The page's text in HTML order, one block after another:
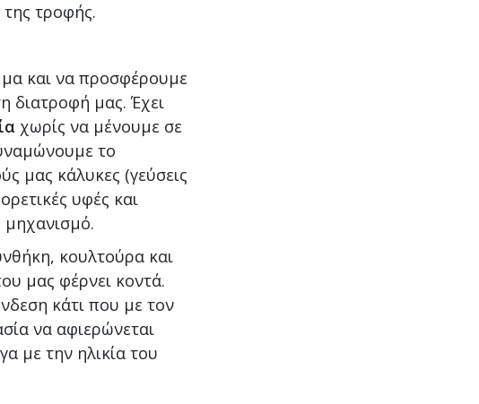
τροφής.
και να προσφέρουμε
διατροφή μας. Έχει
χωρίς να μένουμε σε
το
μας κάλυκες (γεύσεις
υφές και
μηχανισμό.
κουλτούρα και
μας φέρνει κοντά.
κάτι που με τον
να αφιερώνεται
με την ηλικία του